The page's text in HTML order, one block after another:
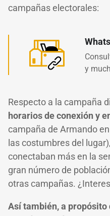
campañas electorales:
y
Respecto a la campaña
horarios de conexión y
campaña de Armando
las costumbres del
conectaban más en la
gran número de
otras campañas.
Así también, a propósito